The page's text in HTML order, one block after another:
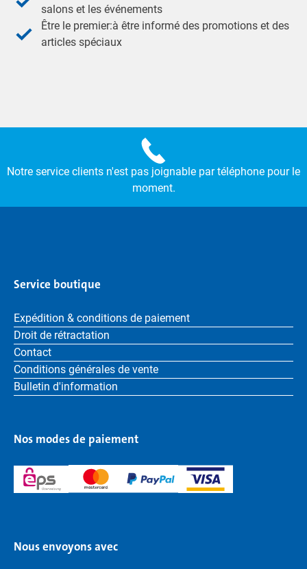
salons et les événements
Être le premier:à être informé des promotions et des
articles spéciaux
Notre service clients n'est pas joignable par téléphone pour le
moment.
Service boutique
Expédition & conditions de paiement
Droit de rétractation
Contact
Conditions générales de vente
Bulletin d'information
Nos modes de paiement
Nous envoyons avec